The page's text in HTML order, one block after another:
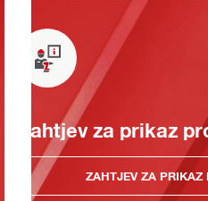
Zahtjev za prikaz
ZAHTJEV ZA PRIKAZ